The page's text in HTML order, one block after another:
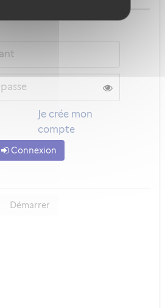
Je crée mon
compte
Connexion
Démarrer